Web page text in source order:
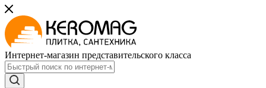
Интернет-магазин представительского класса